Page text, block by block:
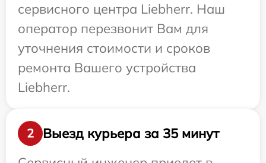
сервисного центра Liebherr. Наш
оператор перезвонит Вам для
уточнения стоимости и сроков
ремонта Вашего устройства
Liebherr.
2
Выезд курьера за 35 минут